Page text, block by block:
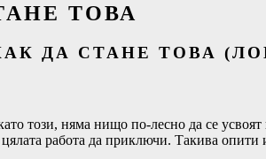
ТОВА
ДА СТАНЕ ТОВА
този, няма нищо по-лесно да се
работа да приключи. Такива